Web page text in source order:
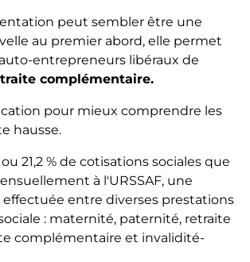
peut sembler être une
au premier abord, elle permet
entrepreneurs libéraux de
complémentaire.
pour mieux comprendre les
hausse.
ou 21,2 % de cotisations sociales que
à l'URSSAF, une
entre diverses prestations
: maternité, paternité, retraite
complémentaire et invalidité-